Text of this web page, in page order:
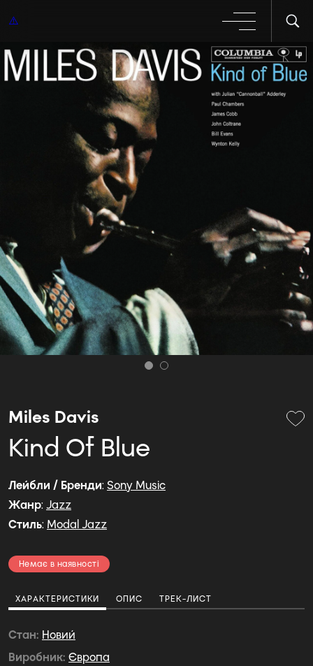
Miles Davis
Kind Of Blue
Лейбли / Бренди: Sony Music
Жанр: Jazz
Стиль: Modal Jazz
Немає в наявності
ХАРАКТЕРИСТИКИ ОПИС ТРЕК-ЛИСТ
Стан Новий
Виробник Європа